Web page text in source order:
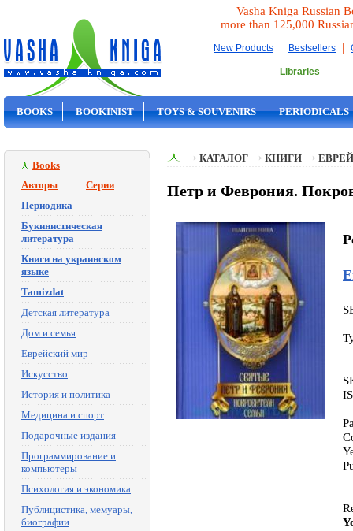
Vasha Kniga Russian
more than 125,000
New Products | Bestsellers |
Libraries
BOOKS BOOKINIST TOYS & SOUVENIRS PERIODICALS
Books
Авторы
Серии
Периодика
Букинистическая
литература
Книги на украинском
языке
Tamizdat
Детская литература
Дом и семья
Еврейский мир
Искусство
История и политика
Медицина и спорт
Подарочные издания
Программирование и
компьютеры
Психология и экономика
Публицистика, мемуары,
биографии
КАТАЛОГ КНИГИ
Петр и Феврония.